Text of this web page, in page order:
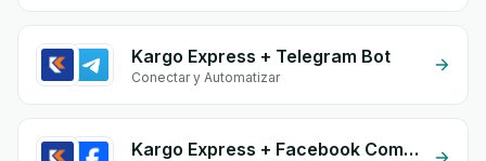
Kargo Express + Telegram Bot
Conectar y Automatizar
Kargo Express + Facebook Commerce